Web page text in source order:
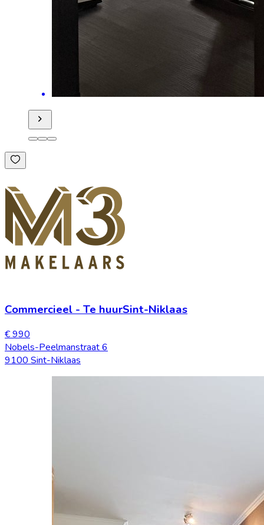
Commercieel - Te huurSint-Niklaas
€ 990
Nobels-Peelmanstraat 6
9100 Sint-Niklaas